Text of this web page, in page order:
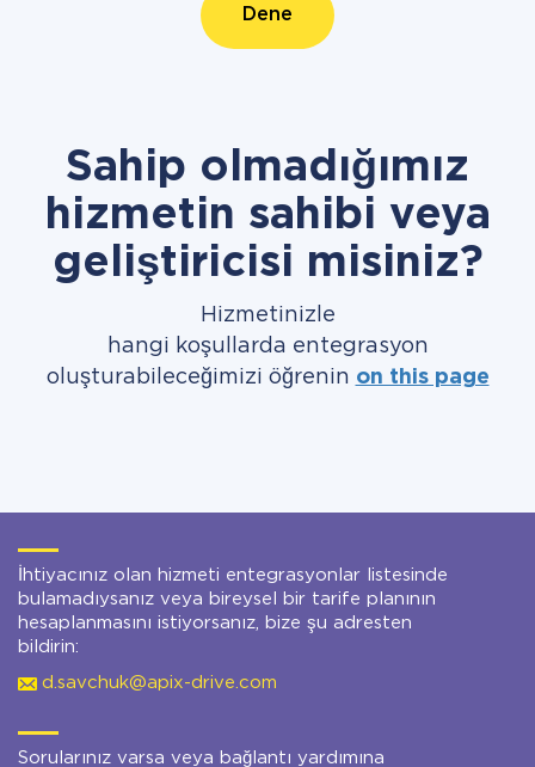
Dene
Sahip olmadığımız
hizmetin sahibi veya
geliştiricisi misiniz?
Hizmetinizle
hangi koşullarda entegrasyon
oluşturabileceğimizi öğrenin on this page
İhtiyacınız olan hizmeti entegrasyonlar listesinde
bulamadıysanız veya bireysel bir tarife planının
hesaplanmasını istiyorsanız, bize şu adresten
bildirin:
d.savchuk@apix-drive.com
Sorularınız varsa veya bağlantı yardımına